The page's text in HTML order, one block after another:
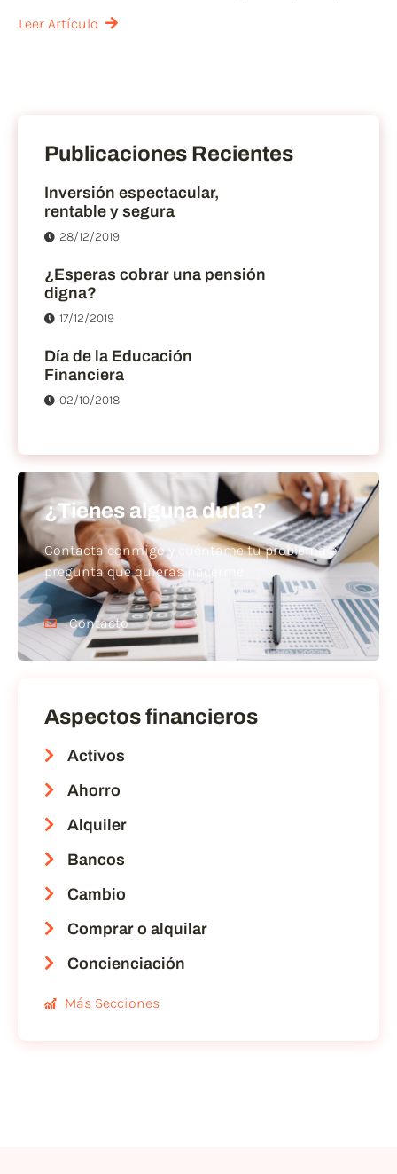
Leer Artículo
Publicaciones Recientes
Inversión espectacular,
rentable y segura
28/12/2019
¿Esperas cobrar una pensión
digna?
17/12/2019
Día de la Educación
Financiera
02/10/2018
¿Tienes alguna duda?
Contacta conmigo y cuéntame tu problema o
pregunta que quieras hacerme
Contacto
Aspectos financieros
Activos
Ahorro
Alquiler
Bancos
Cambio
Comprar o alquilar
Concienciación
Más Secciones